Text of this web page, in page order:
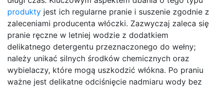
produkty jest ich regularne pranie i suszenie zgodnie z
zaleceniami producenta włóczki. Zazwyczaj zaleca się
pranie ręczne w letniej wodzie z dodatkiem
delikatnego detergentu przeznaczonego do wełny;
należy unikać silnych środków chemicznych oraz
wybielaczy, które mogą uszkodzić włókna. Po praniu
ważne jest delikatne odciśnięcie nadmiaru wody bez